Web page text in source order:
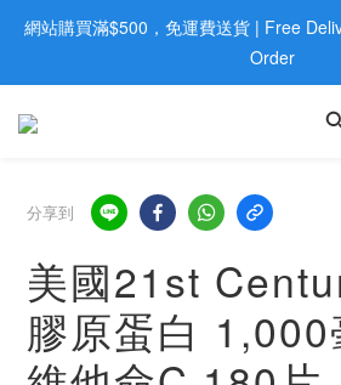
歡迎親臨旺角店購買：旺角弼街20號12
WhatsApp 9560
網站購買滿$500，免運費送貨 | Free
Order
歡迎親臨旺角店購買：旺角弼街20號12
分享到
美國21st
膠原蛋白 1,000